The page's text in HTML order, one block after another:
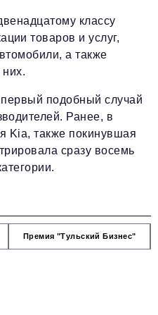
классу
товаров и услуг,
а также
них.
подобный случай
Ранее, в
Kia, также покинувшая
сразу восемь
Премия "Тульский Бизнес"